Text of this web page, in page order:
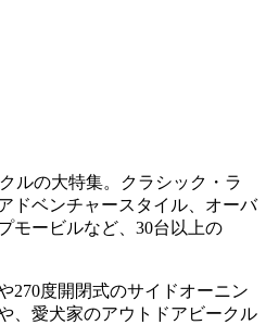
ルの大特集。クラシック・ラ
ドベンチャースタイル、オーバ
モービルなど、30台以上の
270度開閉式のサイドオーニン
、愛犬家のアウトドアビークル